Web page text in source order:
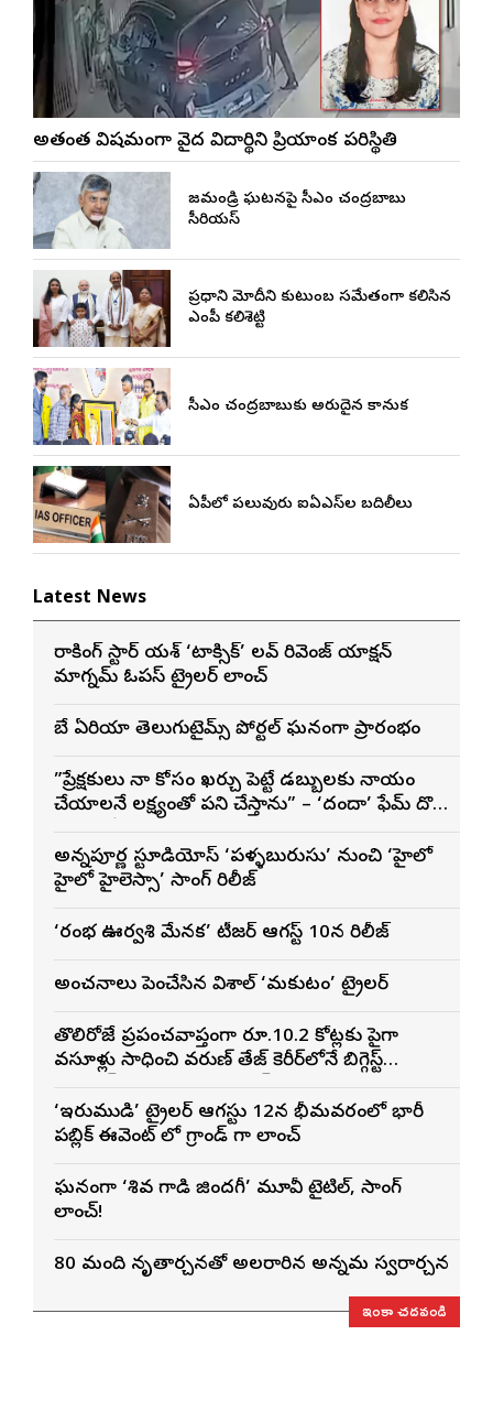
అత్యంత విషమంగా వైద్య విద్యార్థిని ప్రియాంక పరిస్థితి
రాజమండ్రి ఘటనపై సీఎం చంద్రబాబు
సీరియస్
ప్రధాని మోదీని కుటుంబ సమేతంగా కలిసిన
ఎంపీ కలిశెట్టి
సీఎం చంద్రబాబుకు అరుదైన కానుక
ఏపీలో పలువురు ఐఏఎస్‌ల బదిలీలు
Latest News
రాకింగ్ స్టార్ యశ్ ‘టాక్సిక్’ లవ్ రివెంజ్ యాక్షన్
మాగ్నమ్ ఓపస్‌ ట్రైలర్ లాంచ్
బే ఏరియా తెలుగుటైమ్స్ పోర్టల్ ఘనంగా ప్రారంభం
”ప్రేక్షకులు నా కోసం ఖర్చు పెట్టే డబ్బులకు న్యాయం
చేయాలనే లక్ష్యంతో పని చేస్తాను” – ‘దందా’ ఫేమ్ దొర
అన్నపూర్ణ స్టూడియోస్ ‘పళ్ళబురుసు’ నుంచి ‘హైలో
హైలో హైలెస్సా’ సాంగ్ రిలీజ్
‘రంభ ఊర్వశి మేనక’ టీజర్ ఆగస్ట్ 10న రిలీజ్
అంచనాలు పెంచేసిన విశాల్ ‘మకుటం’ ట్రైలర్
తొలిరోజే ప్రపంచవ్యాప్తంగా రూ.10.2 కోట్లకు పైగా
వసూళ్లు సాధించి వరుణ్ తేజ్ కెరీర్‌లోనే బిగ్గెస్ట్
‘ఇరుముడి’ ట్రైలర్ ఆగస్టు 12న భీమవరంలో భారీ
పబ్లిక్ ఈవెంట్ లో గ్రాండ్ గా లాంచ్
ఘనంగా ‘శివ గాడి జింద‌గీ’ మూవీ టైటిల్, సాంగ్
లాంచ్!
80 మంది నృత్యార్చనతో అలరారిన అన్నమ స్వరార్చన
ఇంకా చదవండి